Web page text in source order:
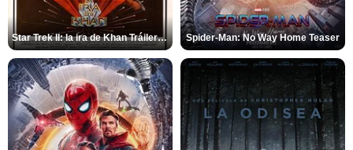
Star Trek II: la ira de Khan Tráiler VO Spider-Man: No Way Home Teaser